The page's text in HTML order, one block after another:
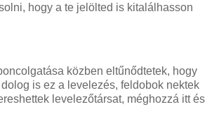
hogy a te jelölted is kitalálhasson
közben eltűnődtetek, hogy
is ez a levelezés, feldobok nektek
levelezőtársat, méghozzá itt és